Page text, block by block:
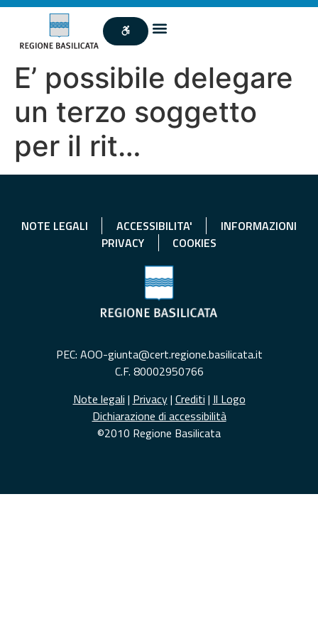
E’ possibile delegare
un terzo soggetto
per il rit…
NOTE LEGALI ACCESSIBILITA'
INFORMAZIONI
PRIVACY
COOKIES
PEC: AOO-giunta@cert.regione.basilicata.it
C.F. 80002950766
Note legali | Privacy| Crediti | Il Logo
Dichiarazione di accessibilità
©2010 Regione Basilicata